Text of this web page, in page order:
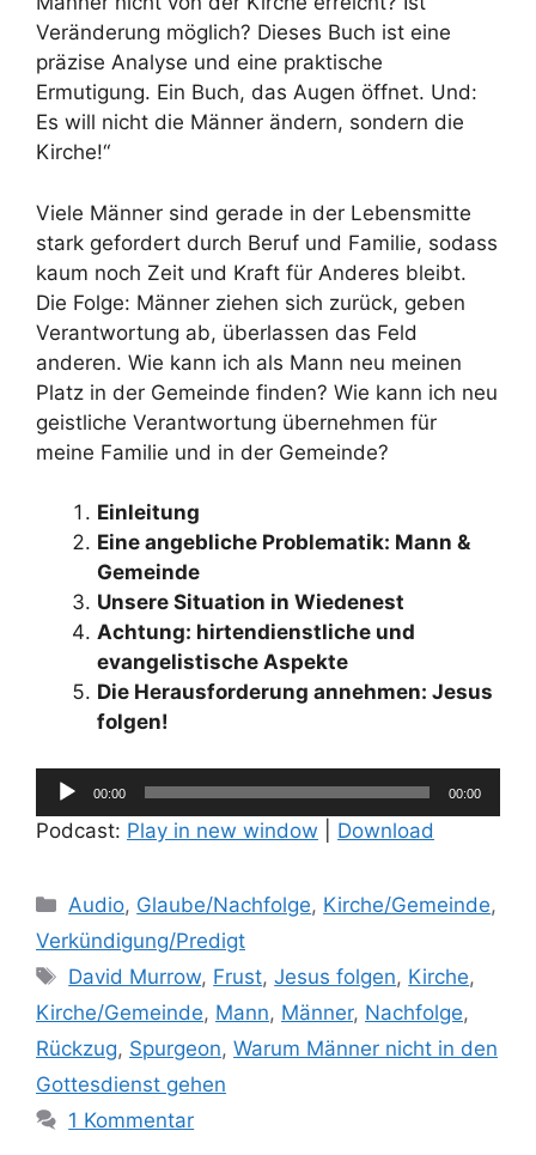
Veränderung möglich? Dieses Buch ist eine
präzise Analyse und eine praktische
Ermutigung. Ein Buch, das Augen öffnet. Und:
Es will nicht die Männer ändern, sondern die
Kirche!“
Viele Männer sind gerade in der Lebensmitte
stark gefordert durch Beruf und Familie, sodass
kaum noch Zeit und Kraft für Anderes bleibt.
Die Folge: Männer ziehen sich zurück, geben
Verantwortung ab, überlassen das Feld
anderen. Wie kann ich als Mann neu meinen
Platz in der Gemeinde finden? Wie kann ich neu
geistliche Verantwortung übernehmen für
meine Familie und in der Gemeinde?
Einleitung
Eine angebliche Problematik: Mann &
Gemeinde
Unsere Situation in Wiedenest
Achtung: hirtendienstliche und
evangelistische Aspekte
Die Herausforderung annehmen: Jesus
folgen!
Audio-
Player
00:00 00:00
Podcast: Play in new window Download
Kategorien
Audio, Glaube/Nachfolge, Kirche/Gemeinde,
Verkündigung/Predigt
Schlagwörter
David Murrow, Frust,Jesus folgen, Kirche,
Kirche/Gemeinde, Mann, Männer, Nachfolge,
Rückzug, Spurgeon, Warum Männer nicht in den
Gottesdienst gehen
1 Kommentar